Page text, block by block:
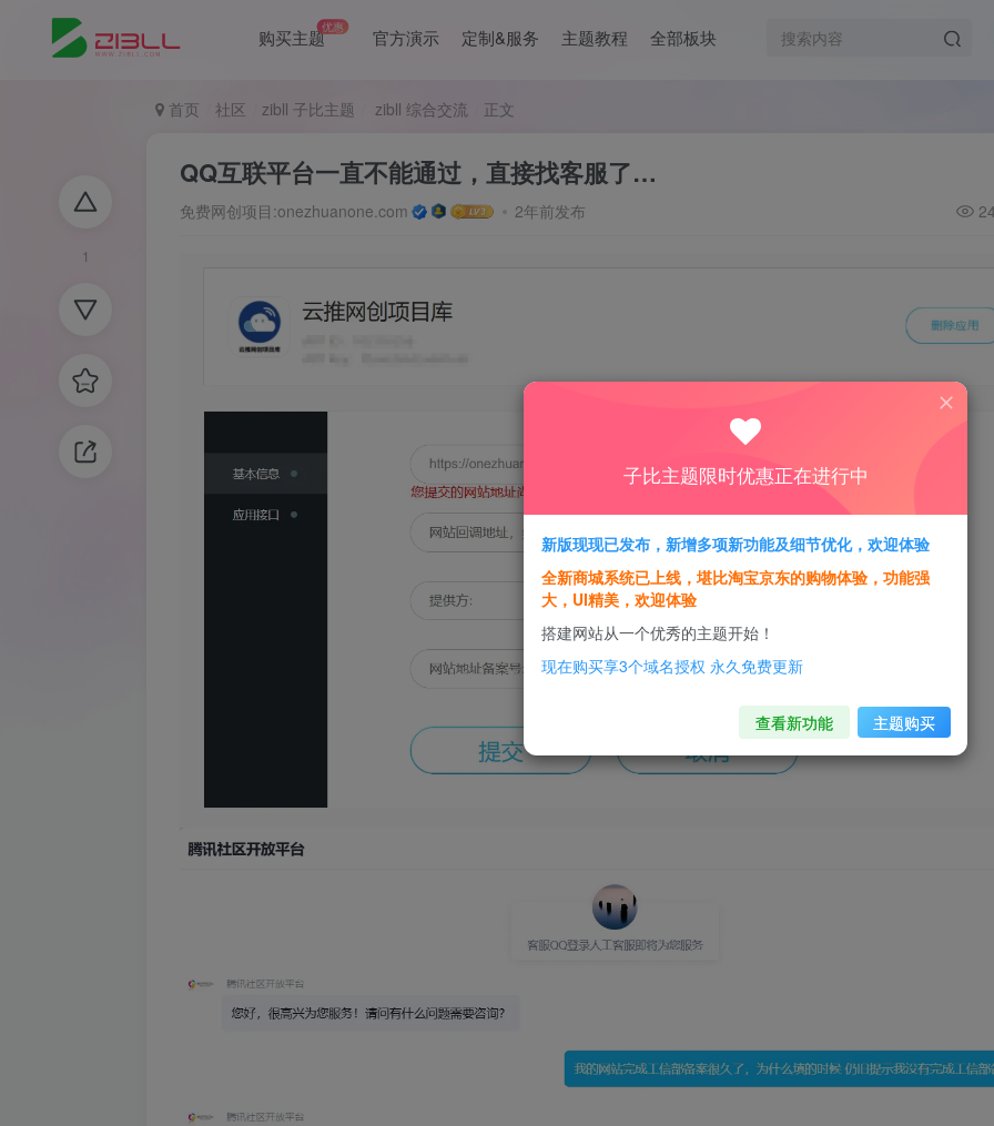
购买主题优惠 官方演示 定制&服务 主题教程 全部板块
1
首页 社区 zibll 子比主题 zibll 综合交流 正文
QQ互联平台一直不能通过，直接找客服了…
免费网创项目:onezhuanone.com 2年前发布
子比主题限时优惠正在进行中
新版现现已发布，新增多项新功能及细节优化，欢迎体验
全新商城系统已上线，堪比淘宝京东的购物体验，功能强
大，UI精美，欢迎体验
搭建网站从一个优秀的主题开始！
现在购买享3个域名授权 永久免费更新
查看新功能 主题购买